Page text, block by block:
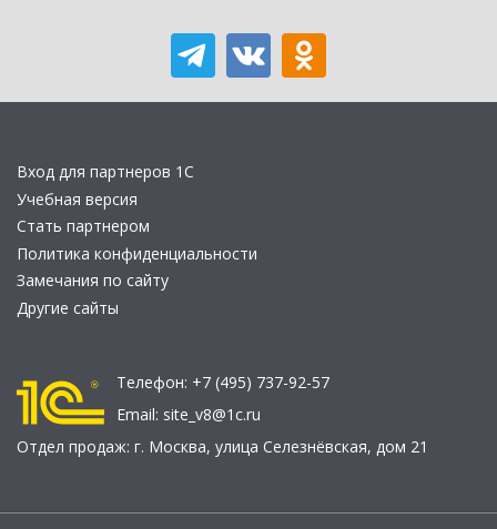
Вход для партнеров 1С
Учебная версия
Стать партнером
Политика конфиденциальности
Замечания по сайту
Другие сайты
Телефон: +7 (495) 737-92-57
Email: site_v8@1c.ru
Отдел продаж: г. Москва, улица Селезнёвская, дом 21